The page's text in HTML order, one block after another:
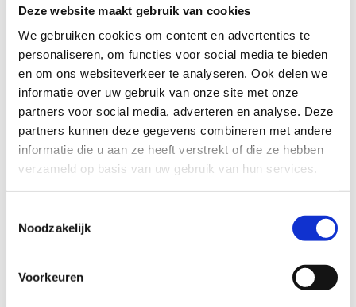
Deze website maakt gebruik van cookies
We gebruiken cookies om content en advertenties te
personaliseren, om functies voor social media te bieden
en om ons websiteverkeer te analyseren. Ook delen we
informatie over uw gebruik van onze site met onze
partners voor social media, adverteren en analyse. Deze
partners kunnen deze gegevens combineren met andere
informatie die u aan ze heeft verstrekt of die ze hebben
verzameld op basis van uw gebruik van hun services.
Noodzakelijk
Voorkeuren